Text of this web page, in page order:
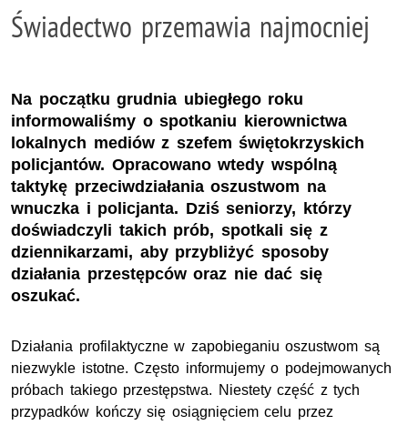
Świadectwo przemawia najmocniej
Na początku grudnia ubiegłego roku
informowaliśmy o spotkaniu kierownictwa
lokalnych mediów z szefem świętokrzyskich
policjantów. Opracowano wtedy wspólną
taktykę przeciwdziałania oszustwom na
wnuczka i policjanta. Dziś seniorzy, którzy
doświadczyli takich prób, spotkali się z
dziennikarzami, aby przybliżyć sposoby
działania przestępców oraz nie dać się
oszukać.
Działania profilaktyczne w zapobieganiu oszustwom są
niezwykle istotne. Często informujemy o podejmowanych
próbach takiego przestępstwa. Niestety część z tych
przypadków kończy się osiągnięciem celu przez